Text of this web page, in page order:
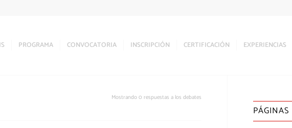
PROGRAMA CONVOCATORIA INSCRIPCIÓN CERTIFICACIÓN EXPERIENCIAS
Mostrando 0 respuestas a los debates
PÁGINAS